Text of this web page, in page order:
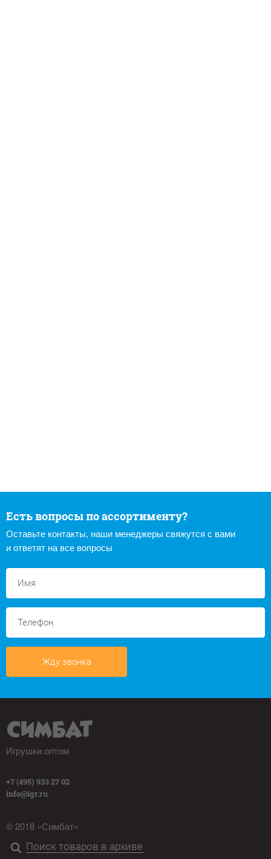
Есть вопросы по ассортименту?
Оставьте контакты, наши менеджеры свяжутся с вами
и ответят на все вопросы
Жду звонка
Игрушки оптом
+7 (495) 933 27 02
info@igr.ru
© 2018 «Симбат»